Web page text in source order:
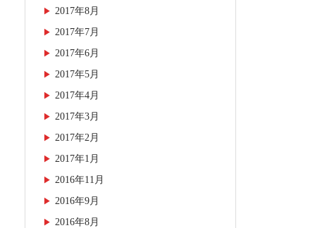
2017年8月
2017年7月
2017年6月
2017年5月
2017年4月
2017年3月
2017年2月
2017年1月
2016年11月
2016年9月
2016年8月